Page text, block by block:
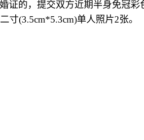
证的，提交双方近期半身免冠彩
寸(3.5cm*5.3cm)单人照片2张。